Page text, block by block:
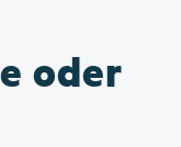
oder